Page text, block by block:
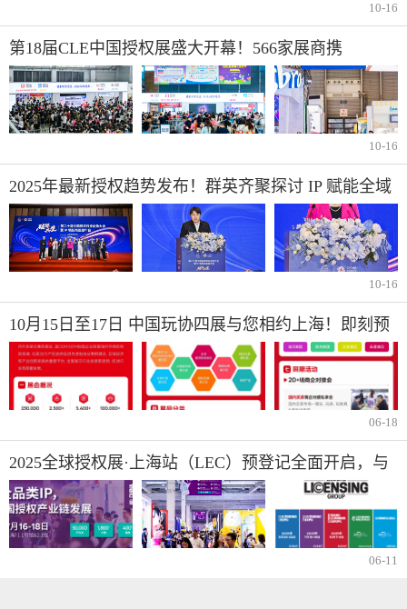
10-16
第18届CLE中国授权展盛大开幕！566家展商携
2600+IP共赴行业盛会
10-16
2025年最新授权趋势发布！群英齐聚探讨 IP 赋能全域
新模式
10-16
10月15日至17日 中国玩协四展与您相约上海！即刻预
登记免99元观展门票
06-18
2025全球授权展·上海站（LEC）预登记全面开启，与
1800+IP一同开启授权行业宝藏
06-11